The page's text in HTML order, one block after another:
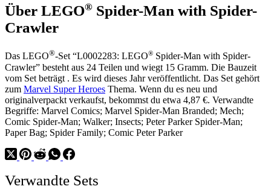
Über LEGO® Spider-Man with Spider-
Crawler
Das LEGO®-Set “L0002283: LEGO® Spider-Man with Spider-
Crawler” besteht aus 24 Teilen und wiegt 15 Gramm. Die Bauzeit
vom Set beträgt . Es wird dieses Jahr veröffentlicht. Das Set gehört
zum Marvel Super Heroes Thema. Wenn du es neu und
originalverpackt verkaufst, bekommst du etwa 4,87 €. Verwandte
Begriffe: Marvel Comics; Marvel Spider-Man Branded; Mech;
Comic Spider-Man; Walker; Insects; Peter Parker Spider-Man;
Paper Bag; Spider Family; Comic Peter Parker
Verwandte Sets